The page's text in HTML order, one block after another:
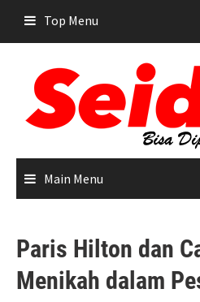
content
Top Menu
Main Menu
Paris Hilton dan
Menikah dalam